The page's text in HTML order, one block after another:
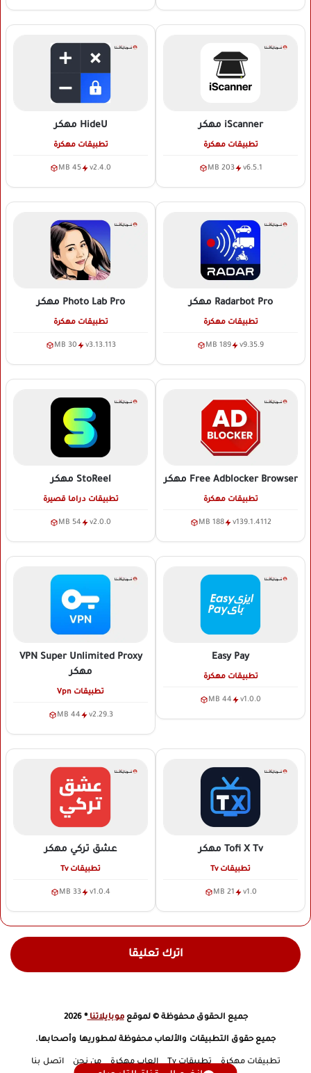
iScanner مهكر
تطبيقات مهكرة
v6.5.1
203 MB
HideU مهكر
تطبيقات مهكرة
v2.4.0
45 MB
Radarbot Pro مهكر
تطبيقات مهكرة
v9.35.9
189 MB
Photo Lab Pro مهكر
تطبيقات مهكرة
v3.13.113
30 MB
Free Adblocker Browser مهكر
تطبيقات مهكرة
v139.1.4112
188 MB
StoReel مهكر
تطبيقات دراما قصيرة
v2.0.0
54 MB
Easy Pay
تطبيقات مهكرة
v1.0.0
44 MB
VPN Super Unlimited Proxy
مهكر
تطبيقات Vpn
v2.29.3
44 MB
Tofi X Tv مهكر
تطبيقات Tv
v1.0
21 MB
عشق تركي مهكر
تطبيقات Tv
v1.0.4
33 MB
اترك تعليقا
جميع الحقوق محفوظة © لموقعموبايلاتنا® 2026
جميع حقوق التطبيقات والألعاب محفوظة لمطوريها وأصحابها.
تطبيقات مهكرة تطبيقات Tv العاب مهكرة من نحن اتصل بنا